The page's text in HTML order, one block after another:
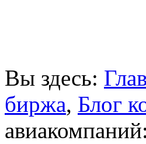
Вы здесь:
биржа, Блог